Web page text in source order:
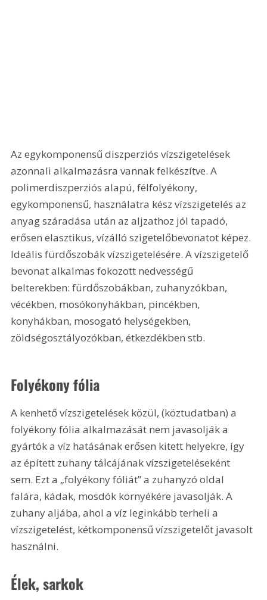
Az egykomponensű diszperziós vízszigetelések
azonnali alkalmazásra vannak felkészítve. A
polimerdiszperziós alapú, félfolyékony,
egykomponensű, használatra kész vízszigetelés az
anyag száradása után az aljzathoz jól tapadó,
erősen elasztikus, vízálló szigetelőbevonatot képez.
Ideális fürdőszobák vízszigetelésére. A vízszigetelő
bevonat alkalmas fokozott nedvességű
belterekben: fürdőszobákban, zuhanyzókban,
vécékben, mosókonyhákban, pincékben,
konyhákban, mosogató helységekben,
zöldségosztályozókban, étkezdékben stb.
Folyékony fólia
A kenhető vízszigetelések közül, (köztudatban) a
folyékony fólia alkalmazását nem javasolják a
gyártók a víz hatásának erősen kitett helyekre, így
az épített zuhany tálcájának vízszigeteléseként
sem. Ezt a „folyékony fóliát” a zuhanyzó oldal
falára, kádak, mosdók környékére javasolják. A
zuhany aljába, ahol a víz leginkább terheli a
vízszigetelést, kétkomponensű vízszigetelőt javasolt
használni.
Élek, sarkok